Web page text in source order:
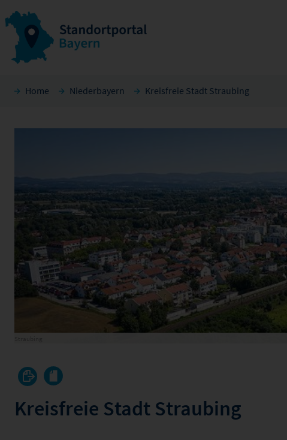
Home Niederbayern Kreisfreie Stadt Straubing
Kreisfreie Stadt Straubing